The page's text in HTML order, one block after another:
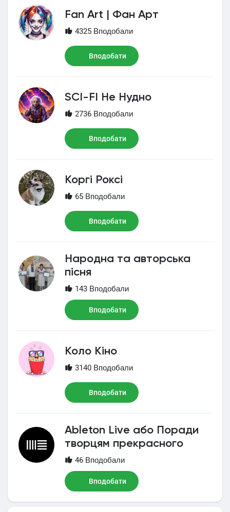
Fan Art | Фан Арт
4325 Вподобали
Вподобати
SCI-FI Не Нудно
2736 Вподобали
Вподобати
Коргі Роксі
65 Вподобали
Вподобати
Народна та авторська
пісня
143 Вподобали
Вподобати
Коло Кіно
3140 Вподобали
Вподобати
Ableton Live або Поради
творцям прекрасного
46 Вподобали
Вподобати